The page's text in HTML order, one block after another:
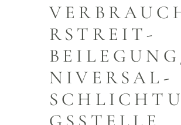
R­STREIT­
NIVERSAL­